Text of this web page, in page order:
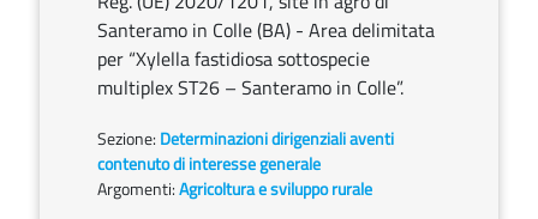
Santeramo in Colle (BA) - Area delimitata
per “Xylella fastidiosa sottospecie
multiplex ST26 – Santeramo in Colle”.
Sezione: Determinazioni dirigenziali aventi
contenuto di interesse generale
Argomenti:Agricoltura e sviluppo rurale